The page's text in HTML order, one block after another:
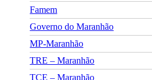
Famem
Governo do Maranhão
MP-Maranhão
TRE – Maranhão
TCE – Maranhão